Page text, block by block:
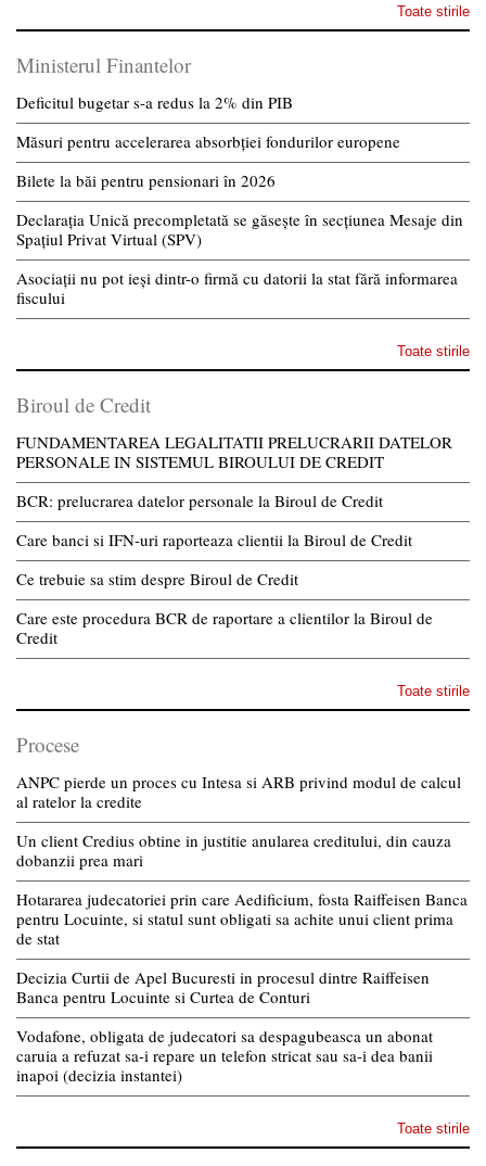
Toate stirile
Ministerul Finantelor
Deficitul bugetar s-a redus la 2% din PIB
Măsuri pentru accelerarea absorbției fondurilor europene
Bilete la băi pentru pensionari în 2026
Declarația Unică precompletată se găsește în secțiunea Mesaje din
Spațiul Privat Virtual (SPV)
Asociații nu pot ieși dintr-o firmă cu datorii la stat fără informarea
fiscului
Toate stirile
Biroul de Credit
FUNDAMENTAREA LEGALITATII PRELUCRARII DATELOR
PERSONALE IN SISTEMUL BIROULUI DE CREDIT
BCR: prelucrarea datelor personale la Biroul de Credit
Care banci si IFN-uri raporteaza clientii la Biroul de Credit
Ce trebuie sa stim despre Biroul de Credit
Care este procedura BCR de raportare a clientilor la Biroul de
Credit
Toate stirile
Procese
ANPC pierde un proces cu Intesa si ARB privind modul de calcul
al ratelor la credite
Un client Credius obtine in justitie anularea creditului, din cauza
dobanzii prea mari
Hotararea judecatoriei prin care Aedificium, fosta Raiffeisen Banca
pentru Locuinte, si statul sunt obligati sa achite unui client prima
de stat
Decizia Curtii de Apel Bucuresti in procesul dintre Raiffeisen
Banca pentru Locuinte si Curtea de Conturi
Vodafone, obligata de judecatori sa despagubeasca un abonat
caruia a refuzat sa-i repare un telefon stricat sau sa-i dea banii
inapoi (decizia instantei)
Toate stirile